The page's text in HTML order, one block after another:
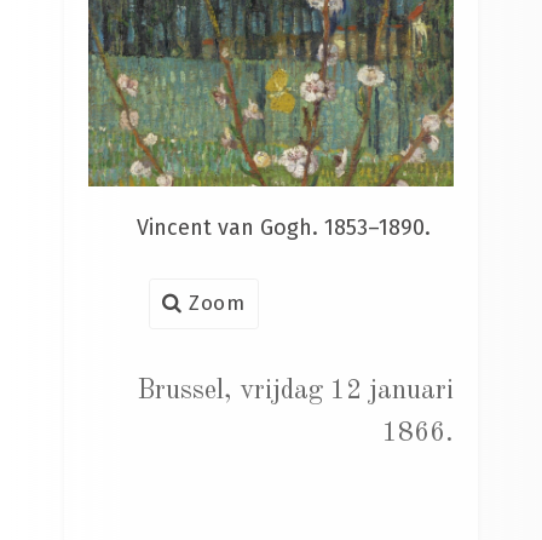
Vincent van Gogh. 1853–1890.
Zoom
Brussel, vrijdag 12 januari
1866.